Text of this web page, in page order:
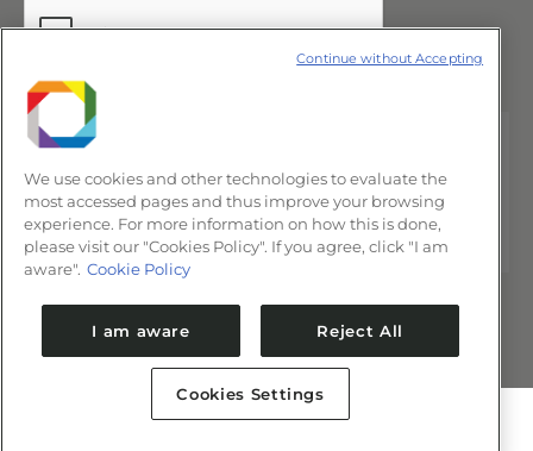
We use cookies and other technologies to evaluate the
most accessed pages and thus improve your browsing
experience. For more information on how this is done,
please visit our "Cookies Policy". If you agree, click "I am
aware". Cookie Policy
I am aware Reject All
Cookies Settings
Continue without Accepting